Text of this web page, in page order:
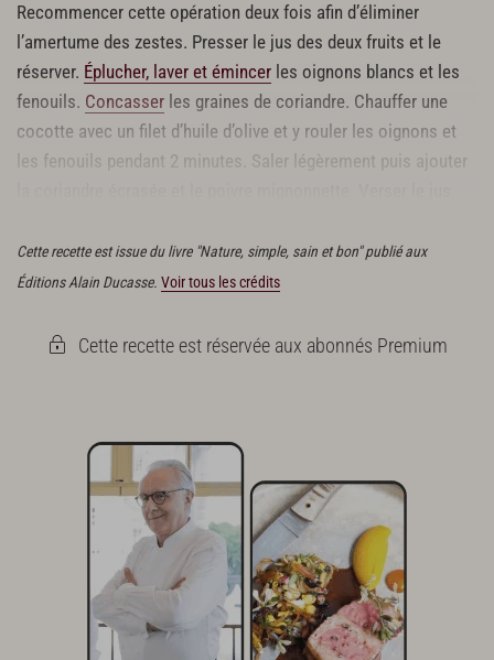
Recommencer cette opération deux fois afin d’éliminer
l’amertume des zestes. Presser le jus des deux fruits et le
réserver. Éplucher, laver et émincer les oignons blancs et les
fenouils. Concasser les graines de coriandre. Chauffer une
cocotte avec un filet d’huile d’olive et y rouler les oignons et
les fenouils pendant 2 minutes. Saler légèrement puis ajouter
Cette recette est issue du livre "Nature, simple, sain et bon" publié aux
Éditions Alain Ducasse. Voir tous les crédits
Cette recette est réservée aux abonnés Premium